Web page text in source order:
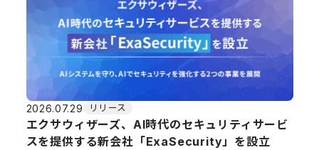
2026.07.29 リリース
エクサウィザーズ、AI時代のセキュリティサービ
スを提供する新会社「ExaSecurity」を設立